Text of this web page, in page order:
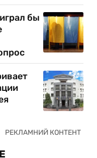
бы